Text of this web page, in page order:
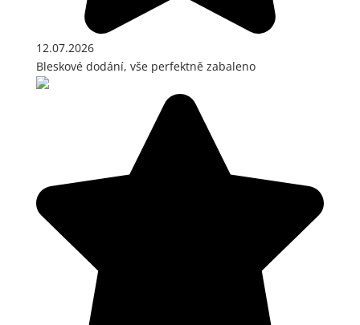
12.07.2026
Bleskové dodání, vše perfektně zabaleno